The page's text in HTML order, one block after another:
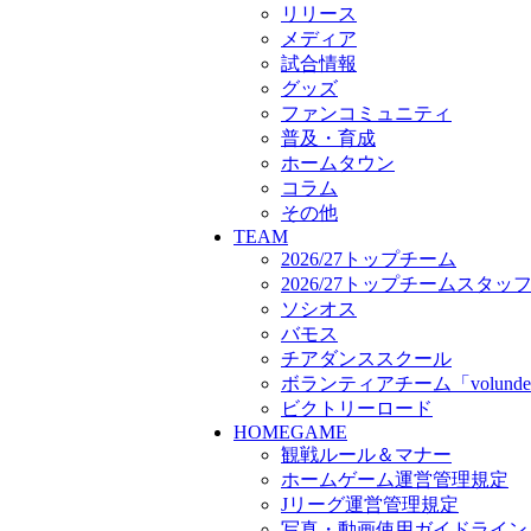
ボランティアチーム「
ビクトリーロード
HOMEGAME
観戦ルール＆マナー
ホームゲーム運営管理規定
Jリーグ運営管理規定
写真・動画使用ガイドライン
ロートフィールド奈良
SCHEDULE
2026/27
練習見学時のファンサービス
TICKET
奈良クラブ明治安田J3リーグ
奈良クラブ明治安田Ｊ3リー
観戦ルール＆マナー
FANCOMMUNITY
2026/27ファンコミュニティ
サポートショップ
GOODS
オフィシャルストア（実店舗
オンラインストア
ACADEMY
リリース
メディア
試合情報
グッズ
ファンコミュニティ
普及・育成
ホームタウン
コラム
その他
TEAM
2026/27トップチーム
2026/27トップチームスタッフ
ソシオス
バモス
チアダンススクール
ボランティアチーム「
ビクトリーロード
HOMEGAME
観戦ルール＆マナー
ホームゲーム運営管理規定
Jリーグ運営管理規定